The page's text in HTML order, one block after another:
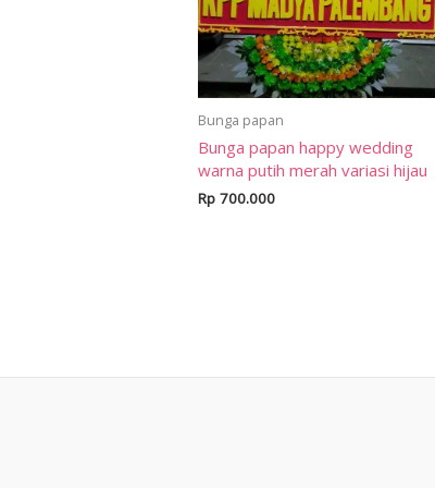
Bunga papan
Bunga papan happy wedding
warna putih merah variasi hijau
Rp 700.000